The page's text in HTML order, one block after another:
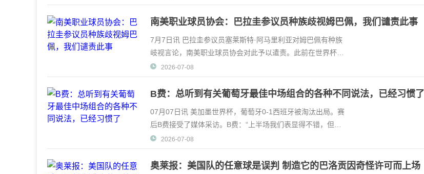
南美职业球员协会：巴拉圭参议员种族歧视姆巴佩，我们谴责此事
7月7日讯 巴拉圭参议员塞莱斯特·阿马里利亚对姆巴佩有种族
岐视言论，南美职业球员协会对此予以遣责。此前在世界杯1/
8决赛，法国1-0
2026-07-08
B费：总听到有关葡萄牙最佳中场组合的各种不同说法，已经习惯了
07月07日讯 美加墨世界杯，葡萄牙0-1西班牙被淘汰出局。赛
后B费接受了媒体采访。B费：“上半场我们表显得不错，但下
半场我们把球权交给
2026-07-08
奥莱报：美国队的任意球是误判 制造它的巴洛贡因奇怪许可而上场